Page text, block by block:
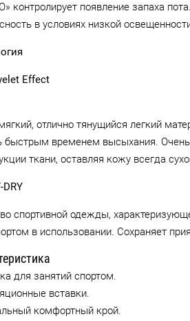
контролирует появление запаха
в условиях низкой
Effect
отлично тянущийся легкий
быстрым временем высыхания. Очень
ткани, оставляя кожу всегда
DRY
спортивной одежды,
в использовании. Сохраняет
для занятий спортом.
вставки.
комфортный крой.